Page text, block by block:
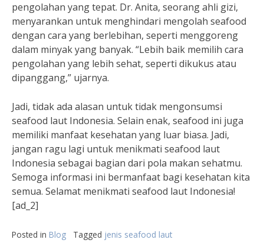
pengolahan yang tepat. Dr. Anita, seorang ahli gizi,
menyarankan untuk menghindari mengolah seafood
dengan cara yang berlebihan, seperti menggoreng
dalam minyak yang banyak. “Lebih baik memilih cara
pengolahan yang lebih sehat, seperti dikukus atau
dipanggang,” ujarnya.
Jadi, tidak ada alasan untuk tidak mengonsumsi
seafood laut Indonesia. Selain enak, seafood ini juga
memiliki manfaat kesehatan yang luar biasa. Jadi,
jangan ragu lagi untuk menikmati seafood laut
Indonesia sebagai bagian dari pola makan sehatmu.
Semoga informasi ini bermanfaat bagi kesehatan kita
semua. Selamat menikmati seafood laut Indonesia!
[ad_2]
Posted in Blog Tagged jenis seafood laut